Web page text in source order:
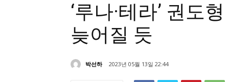
‘루나·테라’ 권도
늦어질 듯
박선하 2023년 05월 13일 22:44